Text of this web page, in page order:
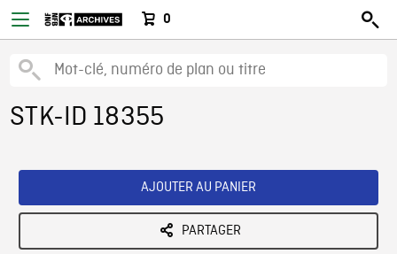
0
STK-ID 18355
AJOUTER AU PANIER
PARTAGER